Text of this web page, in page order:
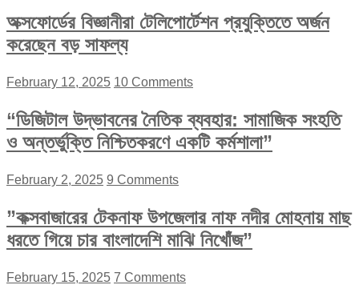
অক্সফোর্ডের বিজ্ঞানীরা টেলিপোর্টেশন প্রযুক্তিতে অর্জন
করেছেন বড় সাফল্য
February 12, 2025 10 Comments
“ডিজিটাল উদ্ভাবনের নৈতিক ব্যবহার: সামাজিক সংহতি
ও অন্তর্ভুক্তি নিশ্চিতকরণে একটি কর্মশালা”
February 2, 2025 9 Comments
”কক্সবাজারের টেকনাফ উপজেলার নাফ নদীর মোহনায় মাছ
ধরতে গিয়ে চার বাংলাদেশি মাঝি নিখোঁজ”
February 15, 2025 7 Comments